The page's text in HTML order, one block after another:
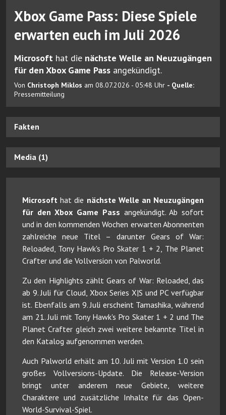
Xbox Game Pass: Diese Spiele
erwarten euch im Juli 2026
Microsoft hat die nächste Welle an Neuzugängen
für den Xbox Game Pass angekündigt.
Von Christoph Miklos am 08.07.2026 - 05:48 Uhr - Quelle:
Pressemitteilung
Fakten
Media (1)
Microsoft hat die nächste Welle an Neuzugängen
für den Xbox Game Pass angekündigt. Ab sofort
und in den kommenden Wochen erwarten Abonnenten
zahlreiche neue Titel – darunter Gears of War:
Reloaded, Tony Hawk's Pro Skater 1 + 2, The Planet
Crafter und die Vollversion von Palworld.
Zu den Highlights zählt Gears of War: Reloaded, das
ab 9. Juli für Cloud, Xbox Series X|S und PC verfügbar
ist. Ebenfalls am 9. Juli erscheint Tamashika, während
am 21. Juli mit Tony Hawk's Pro Skater 1 + 2 und The
Planet Crafter gleich zwei weitere bekannte Titel in
den Katalog aufgenommen werden.
Auch Palworld erhält am 10. Juli mit Version 1.0 sein
großes Vollversions-Update. Die Release-Version
bringt unter anderem neue Gebiete, weitere
Charaktere und zusätzliche Inhalte für das Open-
World-Survival-Spiel.